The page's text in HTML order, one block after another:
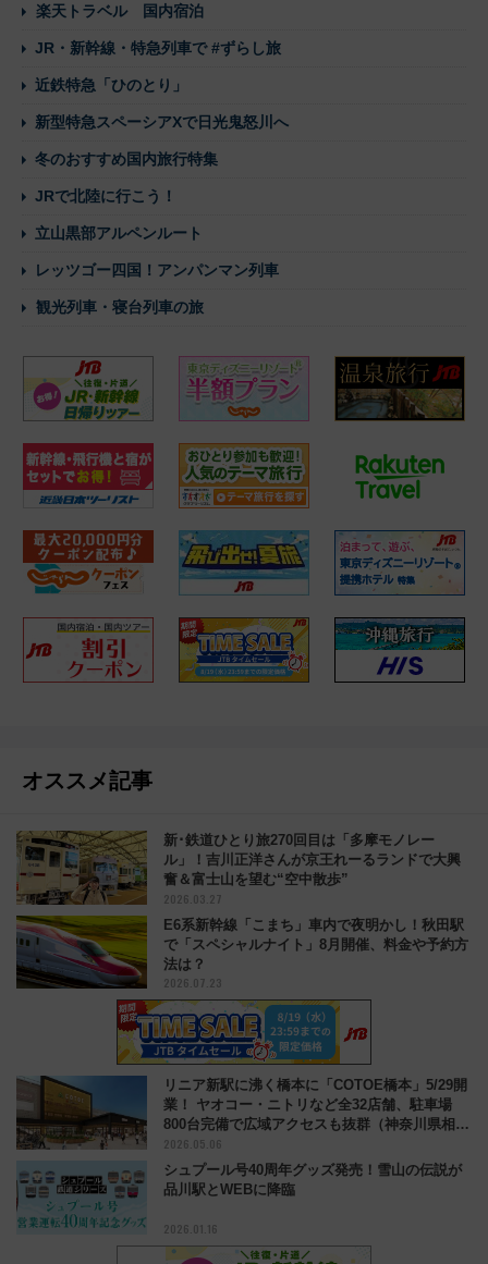
楽天トラベル 国内宿泊
JR・新幹線・特急列車で #ずらし旅
近鉄特急「ひのとり」
新型特急スペーシアXで日光鬼怒川へ
冬のおすすめ国内旅行特集
JRで北陸に行こう！
立山黒部アルペンルート
レッツゴー四国！アンパンマン列車
観光列車・寝台列車の旅
オススメ記事
新･鉄道ひとり旅270回目は「多摩モノレー
ル」！吉川正洋さんが京王れーるランドで大興
奮＆富士山を望む“空中散歩”
2026.03.27
E6系新幹線「こまち」車内で夜明かし！秋田駅
で「スペシャルナイト」8月開催、料金や予約方
法は？
2026.07.23
リニア新駅に沸く橋本に「COTOE橋本」5/29開
業！ ヤオコー・ニトリなど全32店舗、駐車場
800台完備で広域アクセスも抜群（神奈川県相模
原市）
2026.05.06
シュプール号40周年グッズ発売！雪山の伝説が
品川駅とWEBに降臨
2026.01.16